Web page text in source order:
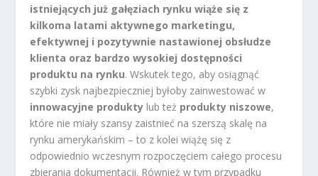
istniejących już gałęziach rynku wiąże się z
kilkoma latami aktywnego marketingu,
efektywnej i pozytywnie nastawionej obsłudze
klienta oraz bardzo wysokiej dostępności
produktu na rynku. Wskutek tego, aby osiągnąć
szybki zysk najbezpieczniej byłoby zainwestować w
innowacyjne produkty lub też produkty niszowe,
które nie miały szansy zaistnieć na szerszą skalę na
rynku amerykańskim – to z kolei wiążę się z
odpowiednio wczesnym rozpoczęciem całego procesu
zbierania dokumentacji. Również w tym przypadku